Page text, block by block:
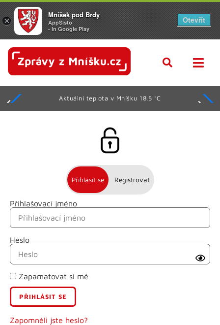
Aktuální teplota v Mníšku 18.5 °C
Přihlásit se Registrovat
Přihlašovací jméno
Heslo
Zapamatovat si mě
Zapomněli jste heslo?
Jméno
Příjmení
E-mail
Uživatelské jméno
×
Mníšek pod Brdy
AppSisto
- In Google Play
Otevřít